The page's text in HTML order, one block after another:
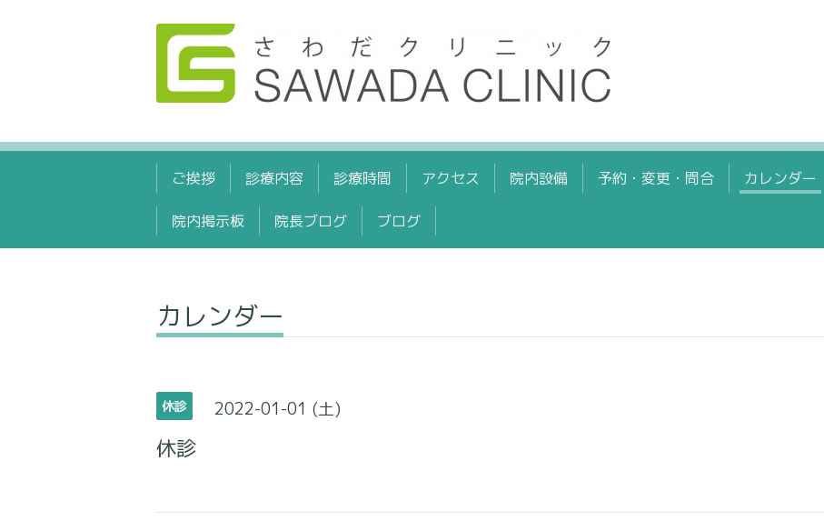
ご挨拶 診療内容 診療時間 アクセス 院内設備 予約・変更・問合 カレンダー
院内掲示板 院長ブログ ブログ
カレンダー
休診 2022-01-01 (土)
休診